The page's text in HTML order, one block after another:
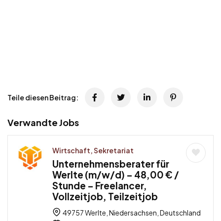
Teile diesen Beitrag:
Verwandte Jobs
Wirtschaft, Sekretariat
Unternehmensberater für
Werlte (m/w/d) – 48,00 € /
Stunde – Freelancer,
Vollzeitjob, Teilzeitjob
49757 Werlte, Niedersachsen, Deutschland